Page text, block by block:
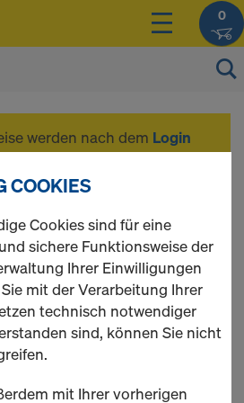
0
werden nach dem Login
eco
COOKIES
Cookies sind für eine
sichere Funktionsweise der
Ihrer Einwilligungen
mit der Verarbeitung Ihrer
technisch notwendiger
sind, können Sie nicht
mit Ihrer vorherigen